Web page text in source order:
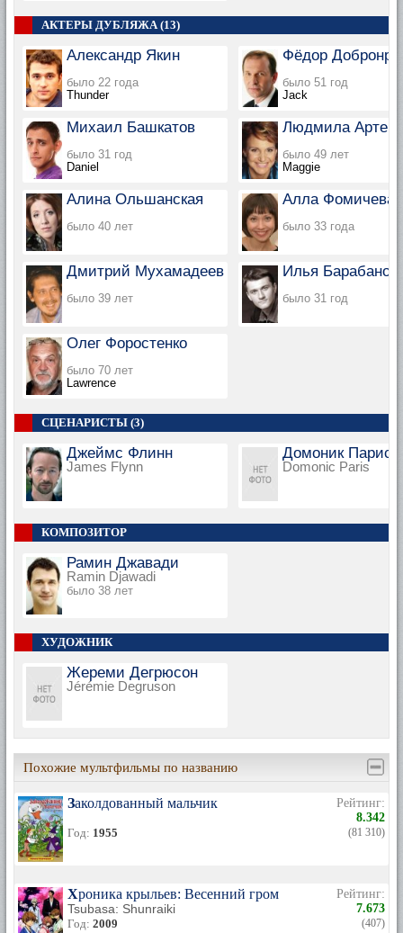
АКТЕРЫ ДУБЛЯЖА (13)
Александр Якин
было 22 года
Thunder
Фёдор
было 51 год
Jack
Михаил Башкатов
было 31 год
Daniel
Людмила
было 49 лет
Maggie
Алина Ольшанская
было 40 лет
Алла Фомичева
было 33 года
Дмитрий Мухамадеев
было 39 лет
Илья Барабанов
было 31 год
Олег Форостенко
было 70 лет
Lawrence
СЦЕНАРИСТЫ (3)
Джеймс Флинн
James Flynn
Домоник Парис
Domonic Paris
КОМПОЗИТОР
Рамин Джавади
Ramin Djawadi
было 38 лет
ХУДОЖНИК
Жереми Дегрюсон
Jérémie Degruson
Похожие мультфильмы по названию
Заколдованный мальчик
Год: 1955
Рейтинг:
8.342
(81 310)
Хроника крыльев: Весенний гром
Tsubasa: Shunraiki
Год: 2009
Рейтинг:
7.673
(407)